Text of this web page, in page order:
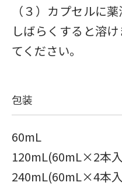
（３）カプセルに
しばらくすると溶
てください。
包装
60mL
120mL(60mL×2本
240mL(60mL×4本